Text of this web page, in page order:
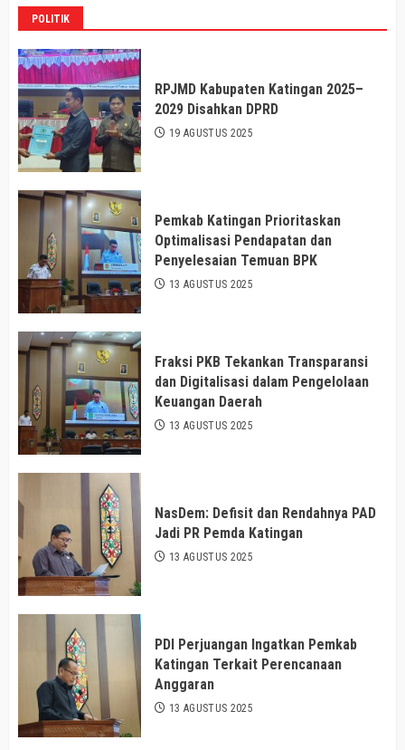
POLITIK
RPJMD Kabupaten Katingan 2025–
2029 Disahkan DPRD
19 AGUSTUS 2025
Pemkab Katingan Prioritaskan
Optimalisasi Pendapatan dan
Penyelesaian Temuan BPK
13 AGUSTUS 2025
Fraksi PKB Tekankan Transparansi
dan Digitalisasi dalam Pengelolaan
Keuangan Daerah
13 AGUSTUS 2025
NasDem: Defisit dan Rendahnya PAD
Jadi PR Pemda Katingan
13 AGUSTUS 2025
PDI Perjuangan Ingatkan Pemkab
Katingan Terkait Perencanaan
Anggaran
13 AGUSTUS 2025